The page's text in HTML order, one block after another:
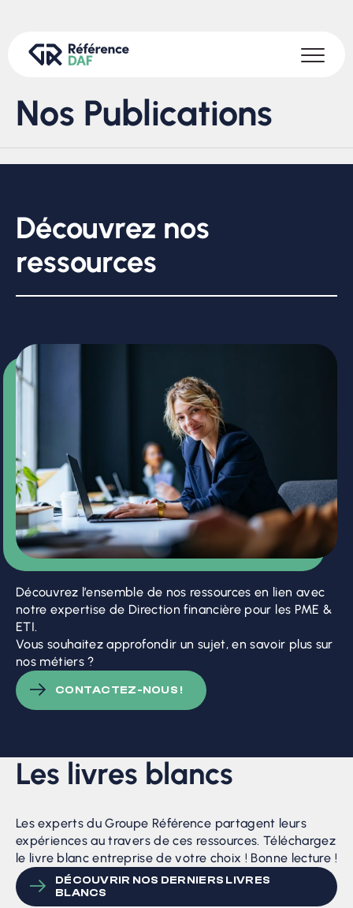
Nos Publications
Découvrez nos
ressources
Découvrez l’ensemble de nos ressources en lien avec
notre expertise de Direction financière pour les PME &
ETI.
Vous souhaitez approfondir un sujet, en savoir plus sur
nos métiers ?
CONTACTEZ-NOUS !
Les livres blancs
Les experts du Groupe Référence partagent leurs
expériences au travers de ces ressources. Téléchargez
le livre blanc entreprise de votre choix ! Bonne lecture !
DÉCOUVRIR NOS DERNIERS LIVRES
BLANCS